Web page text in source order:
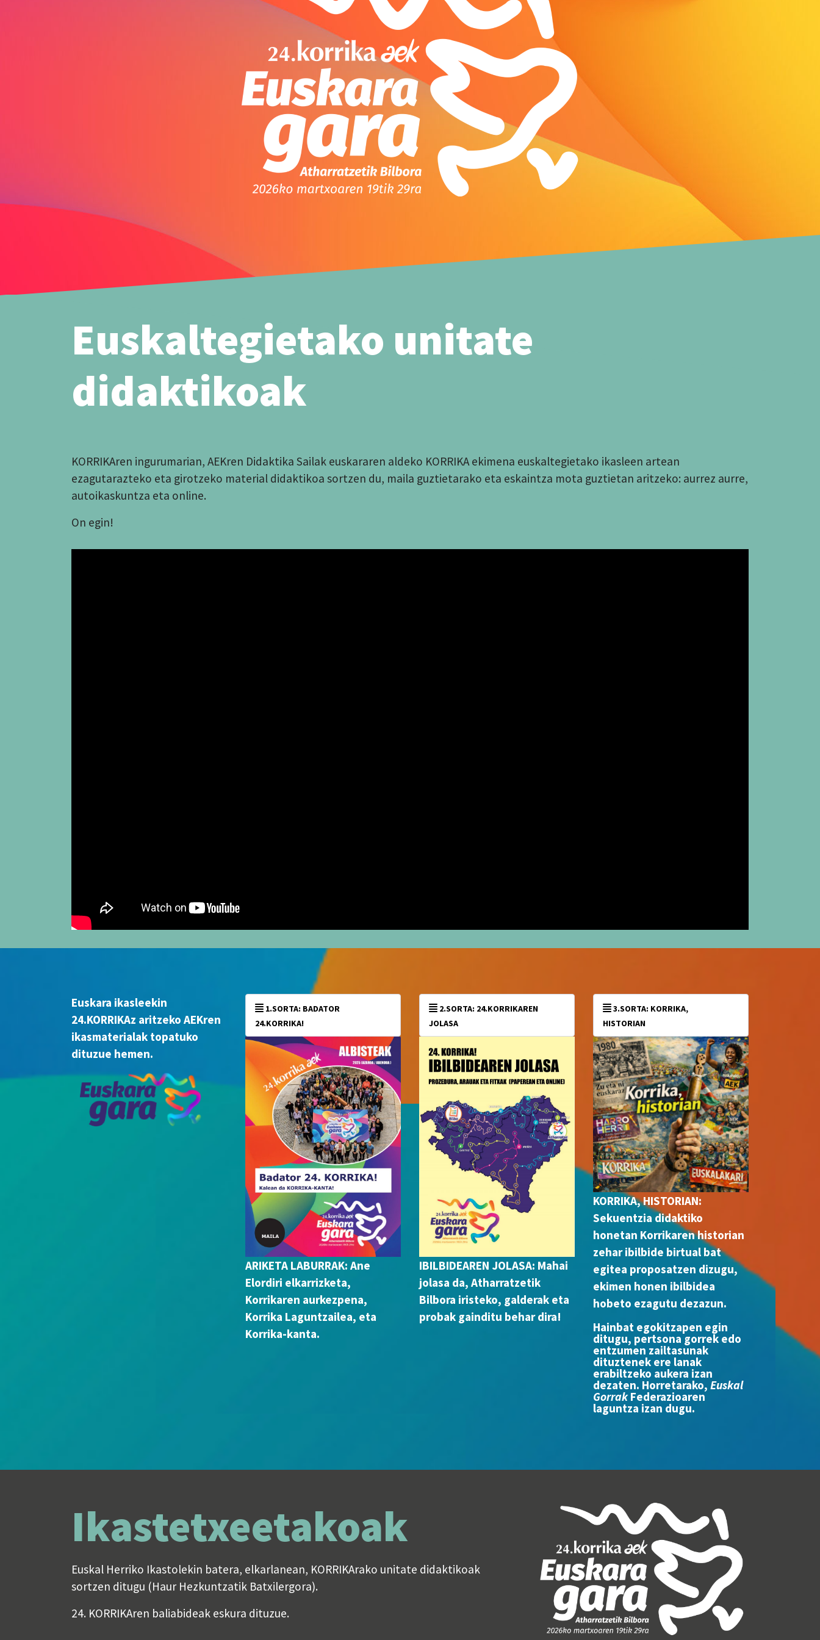
Euskaltegietako unitate
didaktikoak
KORRIKAren ingurumarian, AEKren Didaktika Sailak euskararen aldeko KORRIKA ekimena euskaltegietako ikasleen artean
ezagutarazteko eta girotzeko material didaktikoa sortzen du, maila guztietarako eta eskaintza mota guztietan aritzeko: aurrez aurre,
autoikaskuntza eta online.
On egin!
Euskara ikasleekin
24.KORRIKAz aritzeko AEKren
ikasmaterialak topatuko
dituzue hemen.
24.KORRIKA!
ARIKETA LABURRAK: Ane
Elordiri elkarrizketa,
Korrikaren aurkezpena,
Korrika Laguntzailea, eta
Korrika-kanta.
JOLASA
IBILBIDEAREN JOLASA: Mahai
jolasa da, Atharratzetik
Bilbora iristeko, galderak eta
probak gainditu behar dira!
HISTORIAN
KORRIKA, HISTORIAN:
Sekuentzia didaktiko
honetan Korrikaren historian
zehar ibilbide birtual bat
egitea proposatzen dizugu,
ekimen honen ibilbidea
hobeto ezagutu dezazun.
Hainbat egokitzapen egin
ditugu, pertsona gorrek edo
entzumen zailtasunak
dituztenek ere lanak
erabiltzeko aukera izan
dezaten. Horretarako, Euskal
GorrakFederazioaren
laguntza izan dugu.
Ikastetxeetakoak
Euskal Herriko Ikastolekin batera, elkarlanean, KORRIKArako unitate didaktikoak
sortzen ditugu (Haur Hezkuntzatik Batxilergora).
24. KORRIKAren baliabideak eskura dituzue.